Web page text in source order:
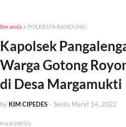
Beranda POLRESTA BANDUNG
Kapolsek
Warga Gotong
di Desa Margamukti
by KIM CIPEDES - Senin, Maret 14, 2022
POLRI PRESISI